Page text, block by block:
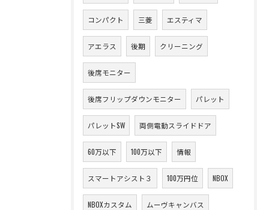
コンパクト 三菱 エスティマ
アエラス 後期 クリーニング
後席モニター
後席フリップダウンモニター パレット
パレットSW 両側電動スライドドア
60万以下 100万以下 情報
スマートアシスト３ 100万円位 NBOX
NBOXカスタム ムーヴキャンバス